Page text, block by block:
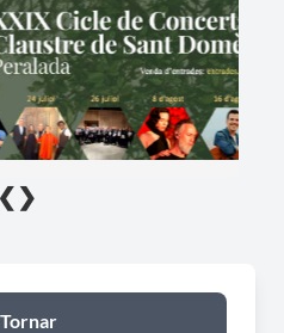
❮ ❯
Tornar